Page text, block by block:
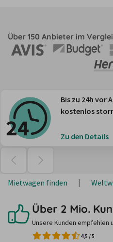
Über 150 Anbieter im
Bis zu 24h vor
kostenlos
Zu den Details
Mietwagen finden
Über 2 Mio.
Unsere Kunden empfehlen
4,5 /5